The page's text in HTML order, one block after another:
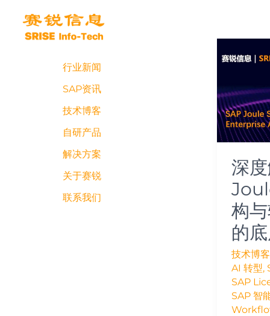
行业新闻
SAP资讯
技术博客
自研产品
解决方案
关于赛锐
联系我们
深
构
的
技术博客
AI 转型,
SAP
SAP 智
度
析
SAP
Joule
的
Skill
架
构
与
软
件
AI
转
型
的
底
层